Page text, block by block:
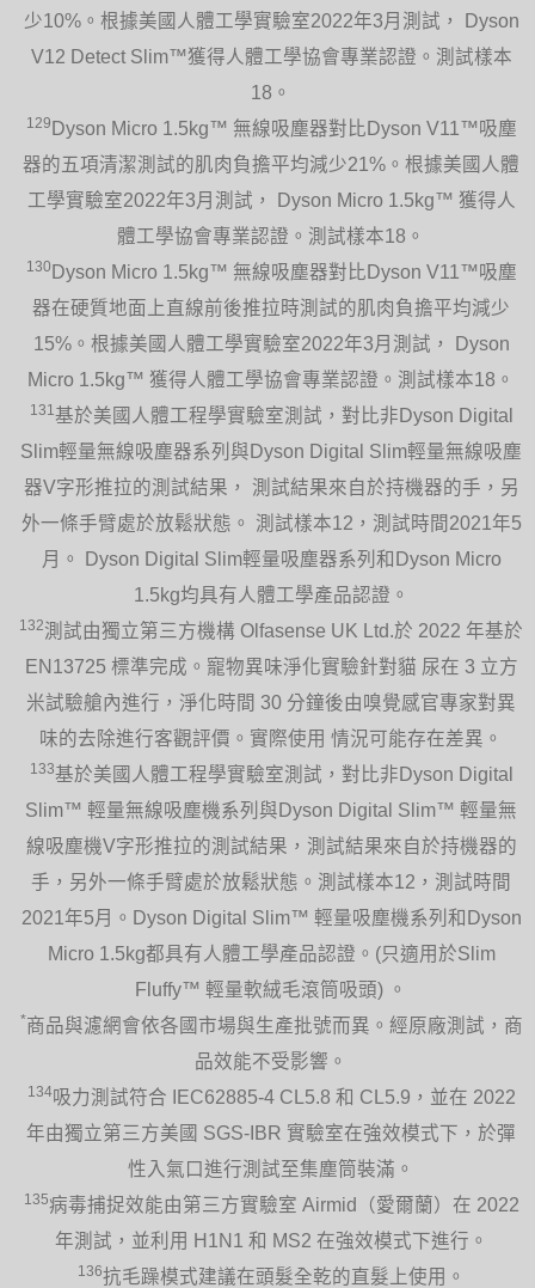
少10%。根據美國人體工學實驗室2022年3月測試， Dyson
V12 Detect Slim™獲得人體工學協會專業認證。測試樣本
18。
129 Dyson Micro 1.5kg™ 無線吸塵器對比Dyson V11™吸塵
器的五項清潔測試的肌肉負擔平均減少21%。根據美國人體
工學實驗室2022年3月測試， Dyson Micro 1.5kg™ 獲得人
體工學協會專業認證。測試樣本18。
130 Dyson Micro 1.5kg™ 無線吸塵器對比Dyson V11™吸塵
器在硬質地面上直線前後推拉時測試的肌肉負擔平均減少
15%。根據美國人體工學實驗室2022年3月測試， Dyson
Micro 1.5kg™ 獲得人體工學協會專業認證。測試樣本18。
131 基於美國人體工程學實驗室測試，對比非Dyson Digital
Slim輕量無線吸塵器系列與Dyson Digital Slim輕量無線吸塵
器V字形推拉的測試結果， 測試結果來自於持機器的手，另
外一條手臂處於放鬆狀態。 測試樣本12，測試時間2021年5
月。 Dyson Digital Slim輕量吸塵器系列和Dyson Micro
1.5kg均具有人體工學產品認證。
132測試由獨立第三方機構 Olfasense UK Ltd.於 2022 年基於
EN13725 標準完成。寵物異味淨化實驗針對貓 尿在 3 立方
米試驗艙內進行，淨化時間 30 分鐘後由嗅覺感官專家對異
味的去除進行客觀評價。實際使用 情況可能存在差異。
133基於美國人體工程學實驗室測試，對比非Dyson Digital
Slim™ 輕量無線吸塵機系列與Dyson Digital Slim™ 輕量無
線吸塵機V字形推拉的測試結果，測試結果來自於持機器的
手，另外一條手臂處於放鬆狀態。測試樣本12，測試時間
2021年5月。Dyson Digital Slim™ 輕量吸塵機系列和Dyson
Micro 1.5kg都具有人體工學產品認證。(只適用於Slim
Fluffy™ 輕量軟絨毛滾筒吸頭) 。
*商品與濾網會依各國市場與生產批號而異。經原廠測試，商
品效能不受影響。
134吸力測試符合 IEC62885-4 CL5.8 和 CL5.9，並在 2022
年由獨立第三方美國 SGS-IBR 實驗室在強效模式下，於彈
性入氣口進行測試至集塵筒裝滿。
135病毒捕捉效能由第三方實驗室 Airmid（愛爾蘭）在 2022
年測試，並利用 H1N1 和 MS2 在強效模式下進行。
136抗毛躁模式建議在頭髮全乾的直髮上使用。